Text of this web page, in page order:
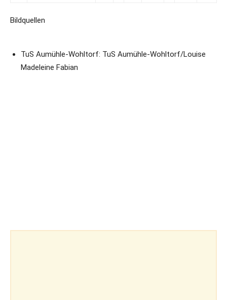
Bildquellen
TuS Aumühle-Wohltorf: TuS Aumühle-Wohltorf/Louise
Madeleine Fabian